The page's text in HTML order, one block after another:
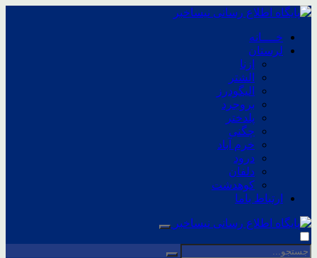
خــــانه
لرستان
ازنا
الشتر
الیگودرز
بروجرد
پلدختر
چگنی
خرم آباد
درود
دلفان
کوهدشت
ارتباط باما